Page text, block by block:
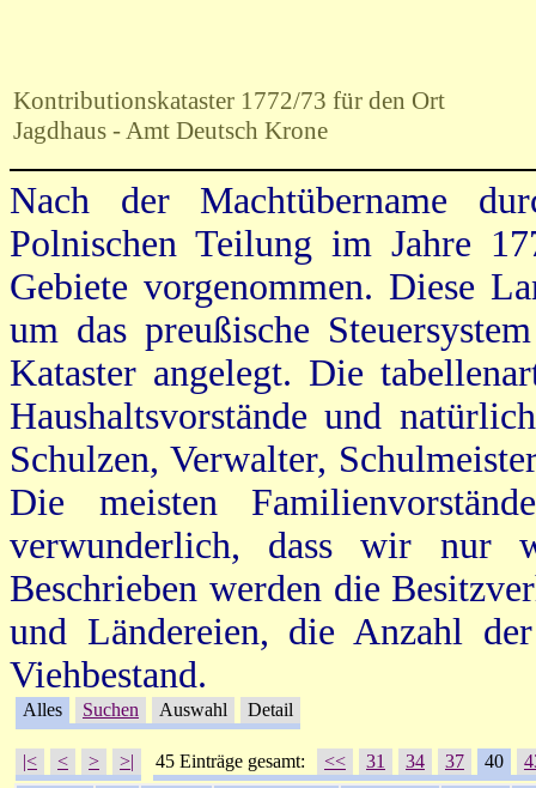
Kontributionskataster 1772/73 für den Ort
Jagdhaus - Amt Deutsch Krone
Nach der Machtübername
Polnischen Teilung im Jahre
Gebiete vorgenommen. Diese
um das preußische
Kataster angelegt. Die
Haushaltsvorstände und
Schulzen, Verwalter,
Die meisten
verwunderlich, dass wir nur
Beschrieben werden die
und Ländereien, die Anzahl
Viehbestand.
Alles Suchen Auswahl Detail
|< < > >| 45 Einträge gesamt: << 31 34 37 40